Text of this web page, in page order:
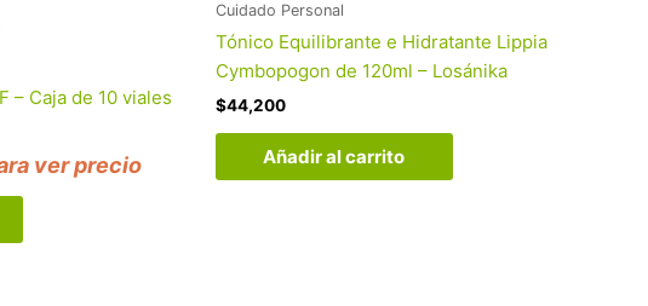
– Caja de 10 viales
ver precio
Cuidado Personal
Tónico Equilibrante e Hidratante Lippia
Cymbopogon de 120ml – Losánika
$44,200
Añadir al carrito